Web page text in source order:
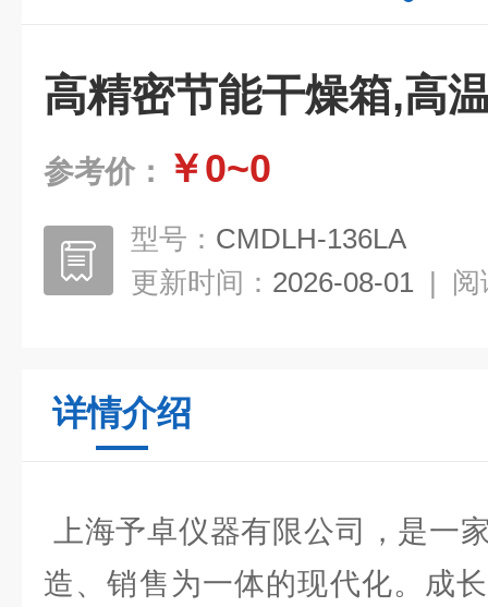
高精密节能干燥箱,高
参考价： ￥0~0
型号： CMDLH-136LA
更新时间： 2026-08-01 | 阅
详情介绍
上海予卓仪器有限公司，是一
造、销售为一体的现代化。成